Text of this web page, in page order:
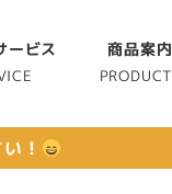
ービス 商品案内
！